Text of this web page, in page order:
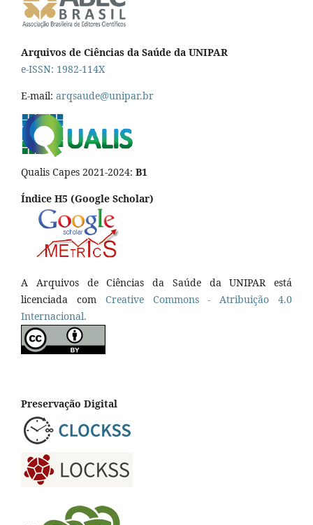
Arquivos de Ciências da Saúde da UNIPAR
e-ISSN: 1982-114X
E-mail: arqsaude@unipar.br
Qualis Capes 2021-2024: B1
Índice H5 (Google Scholar)
A Arquivos de Ciências da Saúde da UNIPAR está
licenciada com Creative Commons - Atribuição 4.0
Internacional.
Preservação Digital